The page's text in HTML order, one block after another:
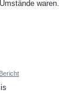
waren.
Bericht